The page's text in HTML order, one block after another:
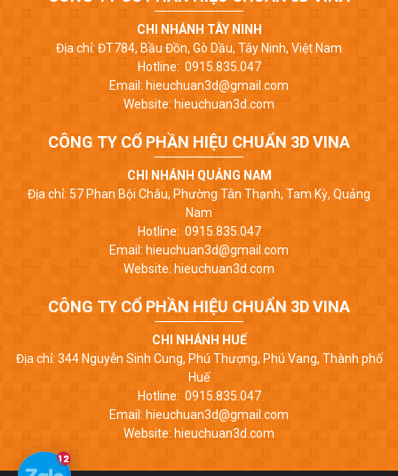
CHI NHÁNH TÂY NINH
Địa chỉ: ĐT784, Bầu Đồn, Gò Dầu, Tây Ninh, Việt Nam
Hotline: 0915.835.047
Email: hieuchuan3d@gmail.com
Website: hieuchuan3d.com
CÔNG TY CỔ PHẦN HIỆU CHUẨN 3D VINA
CHI NHÁNH QUẢNG NAM
Địa chỉ: 57 Phan Bội Châu, Phường Tân Thạnh, Tam Kỳ, Quảng
Nam
Hotline: 0915.835.047
Email: hieuchuan3d@gmail.com
Website: hieuchuan3d.com
CÔNG TY CỔ PHẦN HIỆU CHUẨN 3D VINA
CHI NHÁNH HUẾ
Địa chỉ: 344 Nguyễn Sinh Cung, Phú Thượng, Phú Vang, Thành phố
Huế
Hotline: 0915.835.047
Email: hieuchuan3d@gmail.com
Website: hieuchuan3d.com